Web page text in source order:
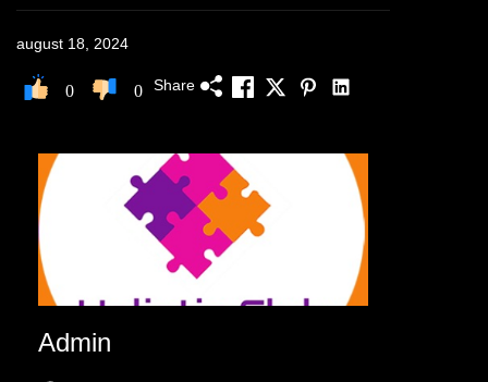
august 18, 2024
0 0 Share
Admin